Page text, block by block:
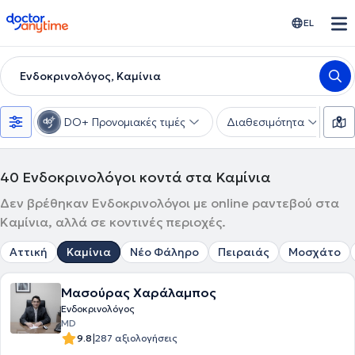
doctoranytime EL
Ενδοκρινολόγος, Καμίνια
DO+ Προνομιακές τιμές Διαθεσιμότητα
40 Ενδοκρινολόγοι κοντά στα Καμίνια
Δεν βρέθηκαν Ενδοκρινολόγοι με online ραντεβού στα
Καμίνια, αλλά σε κοντινές περιοχές.
Αττική Καμίνια Νέο Φάληρο Πειραιάς Μοσχάτο
Μασούρας Χαράλαμπος
Ενδοκρινολόγος
MD
9.8|287 αξιολογήσεις